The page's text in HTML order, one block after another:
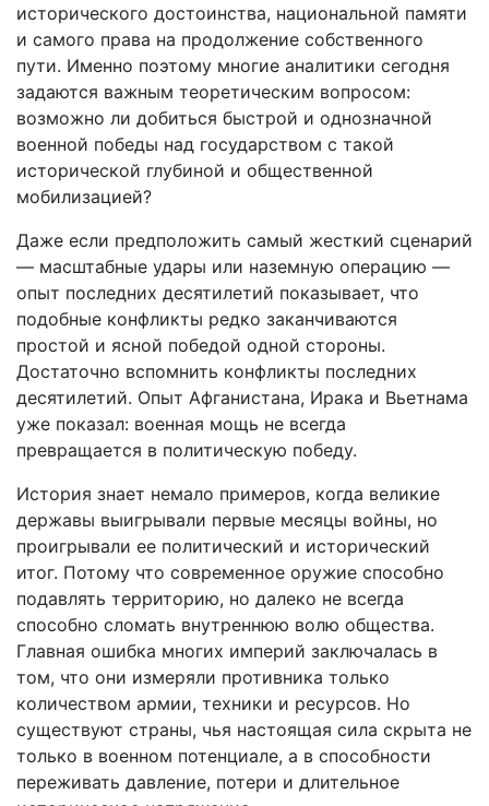
исторического достоинства, национальной памяти
и самого права на продолжение собственного
пути. Именно поэтому многие аналитики сегодня
задаются важным теоретическим вопросом:
возможно ли добиться быстрой и однозначной
военной победы над государством с такой
исторической глубиной и общественной
мобилизацией?
Даже если предположить самый жесткий сценарий
— масштабные удары или наземную операцию —
опыт последних десятилетий показывает, что
подобные конфликты редко заканчиваются
простой и ясной победой одной стороны.
Достаточно вспомнить конфликты последних
десятилетий. Опыт Афганистана, Ирака и Вьетнама
уже показал: военная мощь не всегда
превращается в политическую победу.
История знает немало примеров, когда великие
державы выигрывали первые месяцы войны, но
проигрывали ее политический и исторический
итог. Потому что современное оружие способно
подавлять территорию, но далеко не всегда
способно сломать внутреннюю волю общества.
Главная ошибка многих империй заключалась в
том, что они измеряли противника только
количеством армии, техники и ресурсов. Но
существуют страны, чья настоящая сила скрыта не
только в военном потенциале, а в способности
переживать давление, потери и длительное